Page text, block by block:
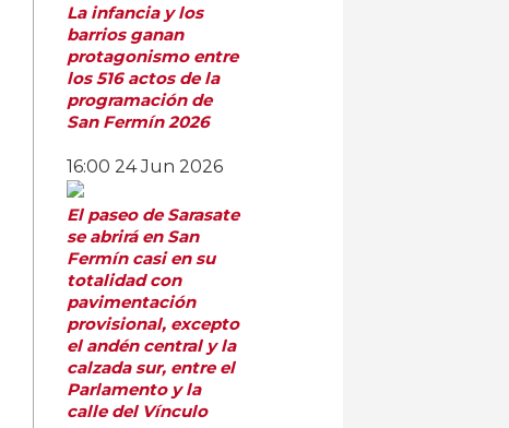
La infancia y los
barrios ganan
protagonismo entre
los 516 actos de la
programación de
San Fermín 2026
16:00 24 Jun 2026
El paseo de Sarasate
se abrirá en San
Fermín casi en su
totalidad con
pavimentación
provisional, excepto
el andén central y la
calzada sur, entre el
Parlamento y la
calle del Vínculo